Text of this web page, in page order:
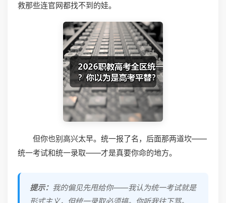
救那些连官网都找不到的娃。
但你也别高兴太早。统一报了名，后面那两道坎——
统一考试和统一录取——才是真要你命的地方。
提示： 我的偏见先甩给你——我认为统一考试就是